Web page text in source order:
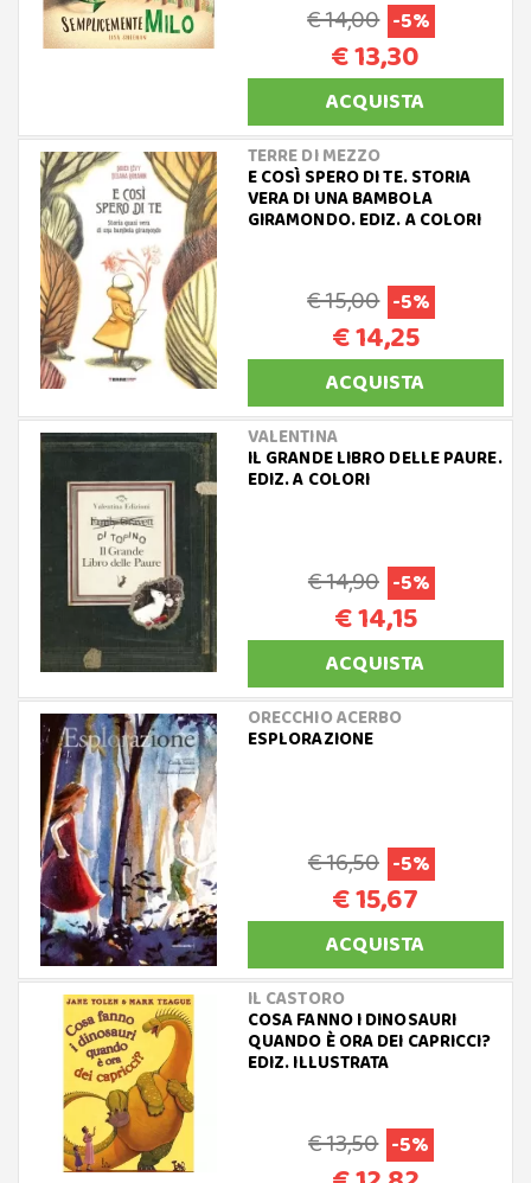
€ 14,00 -5%
€ 13,30
ACQUISTA
TERRE DI MEZZO
E COSÌ SPERO DI TE. STORIA
VERA DI UNA BAMBOLA
GIRAMONDO. EDIZ. A COLORI
€ 15,00 -5%
€ 14,25
ACQUISTA
VALENTINA
IL GRANDE LIBRO DELLE PAURE.
EDIZ. A COLORI
€ 14,90 -5%
€ 14,15
ACQUISTA
ORECCHIO ACERBO
ESPLORAZIONE
€ 16,50 -5%
€ 15,67
ACQUISTA
IL CASTORO
COSA FANNO I DINOSAURI
QUANDO È ORA DEI CAPRICCI?
EDIZ. ILLUSTRATA
€ 13,50 -5%